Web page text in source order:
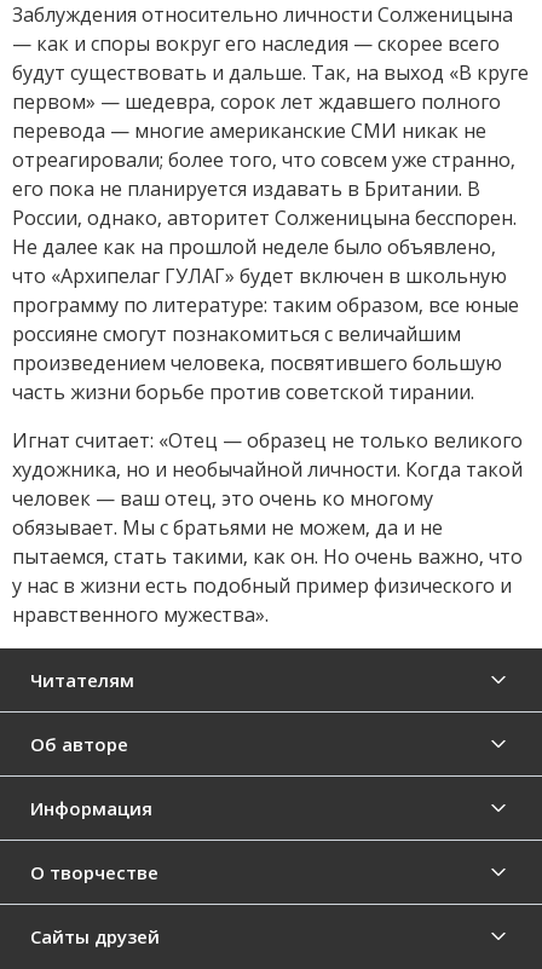
Заблуждения относительно личности Солженицына
— как и споры вокруг его наследия — скорее всего
будут существовать и дальше. Так, на выход «В круге
первом» — шедевра, сорок лет ждавшего полного
перевода — многие американские СМИ никак не
отреагировали; более того, что совсем уже странно,
его пока не планируется издавать в Британии. В
России, однако, авторитет Солженицына бесспорен.
Не далее как на прошлой неделе было объявлено,
что «Архипелаг ГУЛАГ» будет включен в школьную
программу по литературе: таким образом, все юные
россияне смогут познакомиться с величайшим
произведением человека, посвятившего большую
часть жизни борьбе против советской тирании.
Игнат считает: «Отец — образец не только великого
художника, но и необычайной личности. Когда такой
человек — ваш отец, это очень ко многому
обязывает. Мы с братьями не можем, да и не
пытаемся, стать такими, как он. Но очень важно, что
у нас в жизни есть подобный пример физического и
нравственного мужества».
Читателям
Об авторе
Информация
О творчестве
Сайты друзей